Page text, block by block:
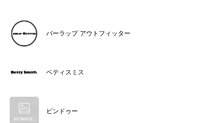
バーラップ アウトフィッター
ベティスミス
ビンドゥー